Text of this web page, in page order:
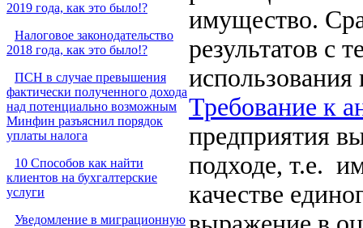
2019 года, как это было!?
Налоговое законодательство
2018 года, как это было!?
ПСН в случае превышения
фактически полученного дохода
над потенциально возможным
Минфин разъяснил порядок
уплаты налога
10 Способов как найти
клиентов на бухгалтерские
услуги
Уведомление в миграционную
имущество.
результатов с
Требование к
предприятия
подходе, т.е.
качестве